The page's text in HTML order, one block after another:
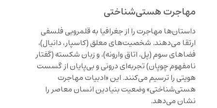
مهاجرت هستی‌شناختی
داستان‌ها مهاجرت را از جغرافیا به قلمرویی فلسفی
ارتقا می‌دهند. شخصیت‌های معلق (کاسپار، دانیال)،
فضاهای سوم (پل، اتاق وارونه)، و زبان شکسته (گفتار
نامفهوم چوپان) تجربه‌ای درونی و بی‌پایان از گسست
هویتی را ترسیم می‌کنند. این «ادبیات مهاجرت
هستی‌شناختی» وضعیت بنیادین انسان معاصر را
نشان می‌دهد.